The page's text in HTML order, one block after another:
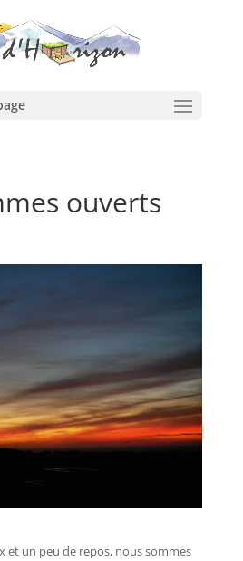
ouverts
et un peu de repos, nous sommes